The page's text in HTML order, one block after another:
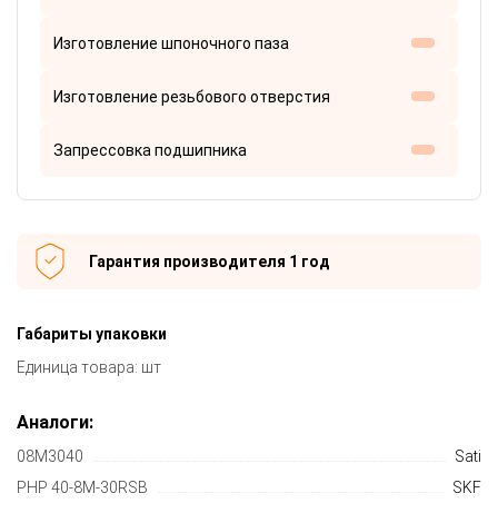
Изготовление шпоночного паза
Изготовление резьбового отверстия
Запрессовка подшипника
Гарантия производителя 1 год
Габариты упаковки
Единица товара: шт
Аналоги:
08M3040
Sati
PHP 40-8M-30RSB
SKF